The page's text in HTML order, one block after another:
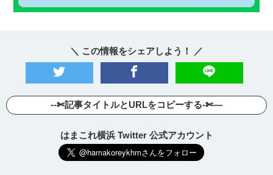
＼ この情報をシェアしよう！ ／
--✄記事タイトルとURLをコピーする-✄—
はまこれ横浜 Twitter 公式アカウント